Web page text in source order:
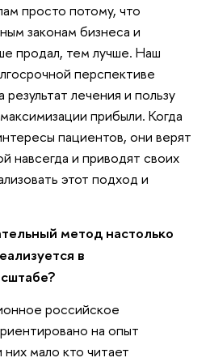
просто потому, что
законам бизнеса и
продал, тем лучше. Наш
перспективе
лечения и пользу
прибыли. Когда
пациентов, они верят
навсегда и приводят своих
этот подход и
метод настолько
в
российское
на опыт
мало кто читает